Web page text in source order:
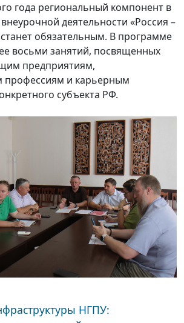
года региональный компонент в
деятельности «Россия –
обязательным. В программе
восьми занятий, посвященных
предприятиям,
профессиям и карьерным
субъекта РФ.
НГПУ: